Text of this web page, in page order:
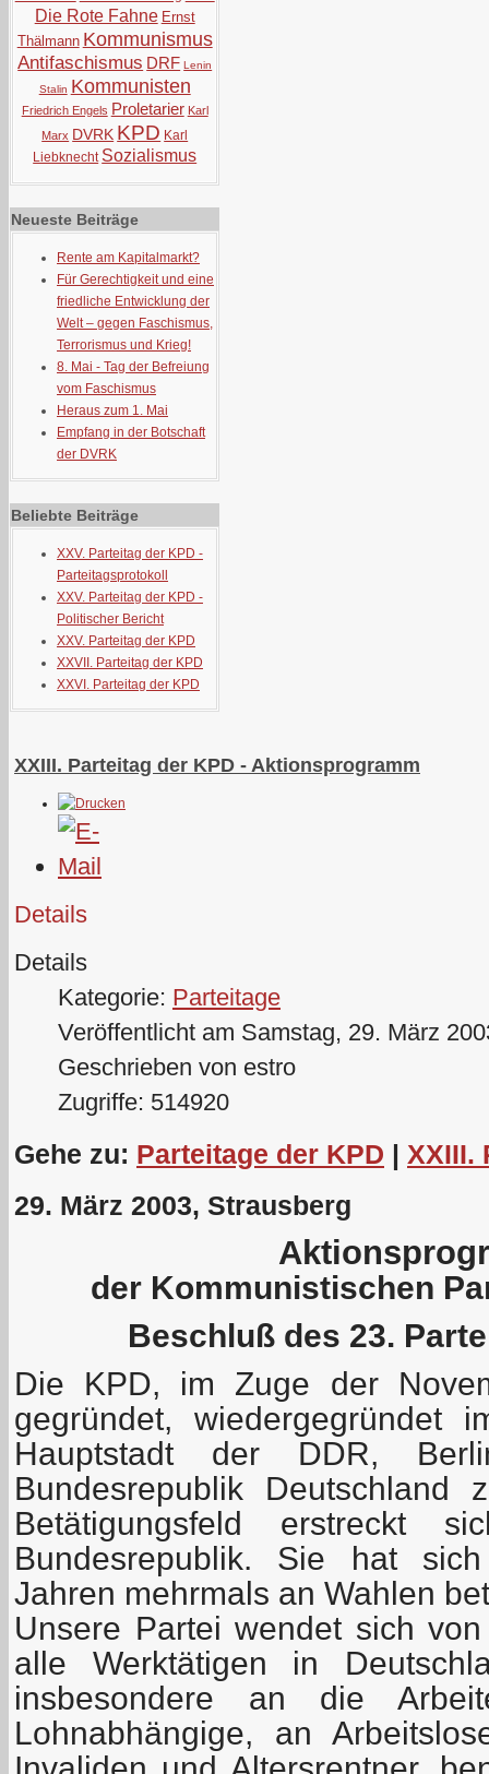
Die Rote Fahne Ernst
Thälmann Kommunismus
Antifaschismus DRF Lenin
Stalin Kommunisten
Friedrich Engels Proletarier Karl
Marx DVRK KPD Karl
Liebknecht Sozialismus
Neueste Beiträge
Rente am Kapitalmarkt?
Für Gerechtigkeit und eine
friedliche Entwicklung der
Welt – gegen Faschismus,
Terrorismus und Krieg!
8. Mai - Tag der Befreiung
vom Faschismus
Heraus zum 1. Mai
Empfang in der Botschaft
der DVRK
Beliebte Beiträge
XXV. Parteitag der KPD -
Parteitagsprotokoll
XXV. Parteitag der KPD -
Politischer Bericht
XXV. Parteitag der KPD
XXVII. Parteitag der KPD
XXVI. Parteitag der KPD
XXIII. Parteitag der KPD - Aktionsprogramm
Details
Details
Kategorie: Parteitage
Veröffentlicht am Samstag, 29. März
Geschrieben von estro
Zugriffe: 514920
Gehe zu: Parteitage der KPD | XXIII.
29. März 2003, Strausberg
der Kommunistischen
Beschluß des 23.
Die KPD, im Zuge der
gegründet, wiedergegründet
Hauptstadt der DDR,
Bundesrepublik Deutschland
Betätigungsfeld erstreckt
Bundesrepublik. Sie hat
Jahren mehrmals an Wahlen
Unsere Partei wendet sich
alle Werktätigen in
insbesondere an die
Lohnabhängige, an